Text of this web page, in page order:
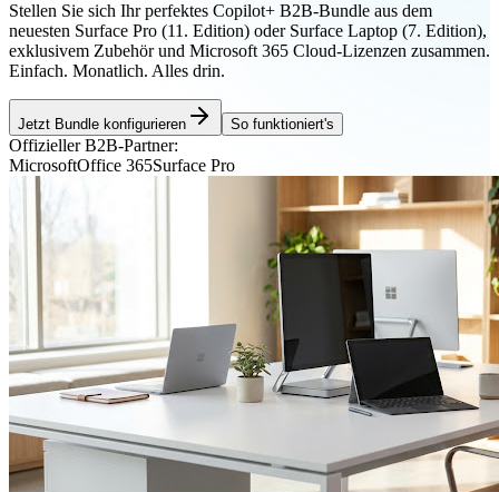
Stellen Sie sich Ihr perfektes Copilot+ B2B-Bundle aus dem
neuesten Surface Pro (11. Edition) oder Surface Laptop (7. Edition),
exklusivem Zubehör und Microsoft 365 Cloud-Lizenzen zusammen.
Einfach. Monatlich. Alles drin.
Jetzt Bundle konfigurieren So funktioniert's
Offizieller B2B-Partner:
MicrosoftOffice 365Surface Pro